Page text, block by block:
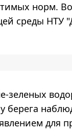
норм.
среды НТУ
зеленых
берега
для